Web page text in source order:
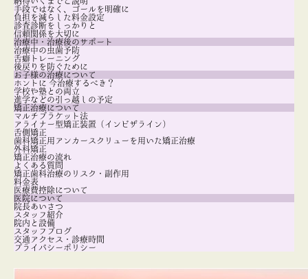
手段ではなく、ゴールを明確に
負担を減らした料金設定
診査診断をしっかりと
信頼関係を大切に
治療中・治療後のサポート
治療中の虫歯予防
舌癖トレーニング
後戻りを防ぐために
お子様の治療について
ホントに 今治療するべき？
学校や塾との両立
進学などの引っ越しの予定
矯正治療について
マルチブラケット法
アライナー型矯正装置（インビザライン）
舌側矯正
歯科矯正用アンカースクリューを用いた矯正治療
外科矯正
矯正治療の流れ
よくある質問
矯正歯科治療のリスク・副作用
料金表
医療費控除について
医院について
院長あいさつ
スタッフ紹介
院内と設備
スタッフブログ
交通アクセス・診療時間
プライバシーポリシー